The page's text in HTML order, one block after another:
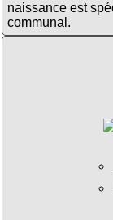
naissance est
communal.